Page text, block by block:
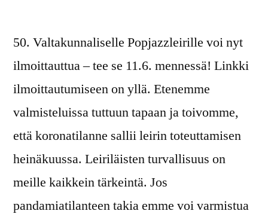
50. Valtakunnaliselle Popjazzleirille voi nyt
ilmoittauttua – tee se 11.6. mennessä! Linkki
ilmoittautumiseen on yllä. Etenemme
valmisteluissa tuttuun tapaan ja toivomme,
että koronatilanne sallii leirin toteuttamisen
heinäkuussa. Leiriläisten turvallisuus on
meille kaikkein tärkeintä. Jos
pandamiatilanteen takia emme voi varmistua